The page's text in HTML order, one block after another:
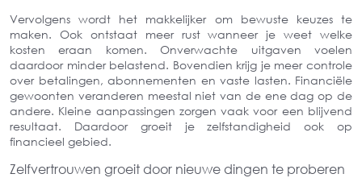
Vervolgens wordt het makkelijker om bewuste keuzes te
maken. Ook ontstaat meer rust wanneer je weet welke
kosten eraan komen. Onverwachte uitgaven voelen
daardoor minder belastend. Bovendien krijg je meer controle
over betalingen, abonnementen en vaste lasten. Financiële
gewoonten veranderen meestal niet van de ene dag op de
andere. Kleine aanpassingen zorgen vaak voor een blijvend
resultaat. Daardoor groeit je zelfstandigheid ook op
financieel gebied.
Zelfvertrouwen groeit door nieuwe dingen te proberen